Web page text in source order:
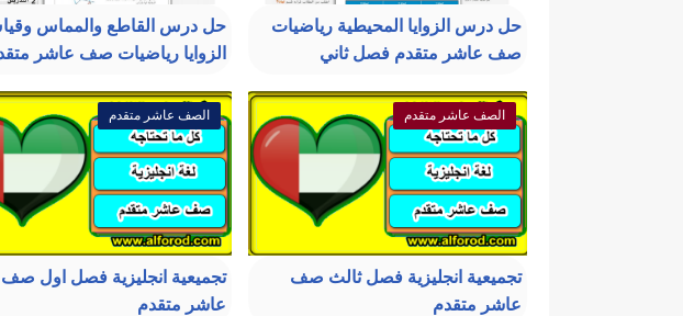
حل درس الزوايا المحيطية رياضيات
صف عاشر متقدم فصل ثاني
حل درس القاطع والمماس
الزوايا رياضيات صف عاشر
الصف عاشر متقدم
تجميعية انجليزية فصل ثالث صف
عاشر متقدم
الصف عاشر متقدم
تجميعية انجليزية فصل اول صف
عاشر متقدم